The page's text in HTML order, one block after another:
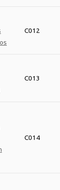
C012
C013
C014